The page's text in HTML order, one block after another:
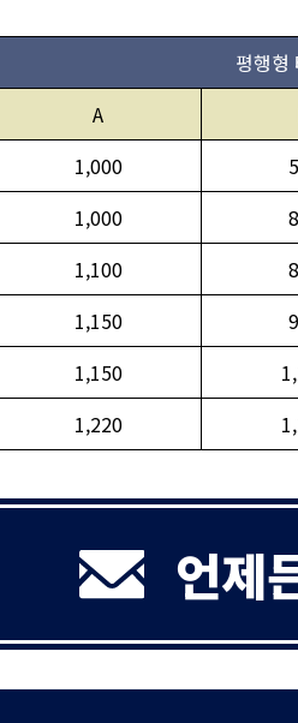
평행형
A
1,000
1,000
1,100
1,150
1,150
1,220
언제